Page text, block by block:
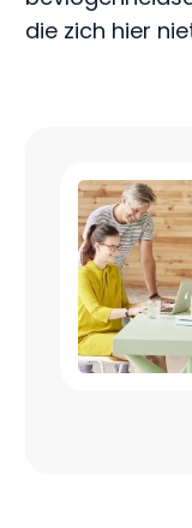
die zich hier